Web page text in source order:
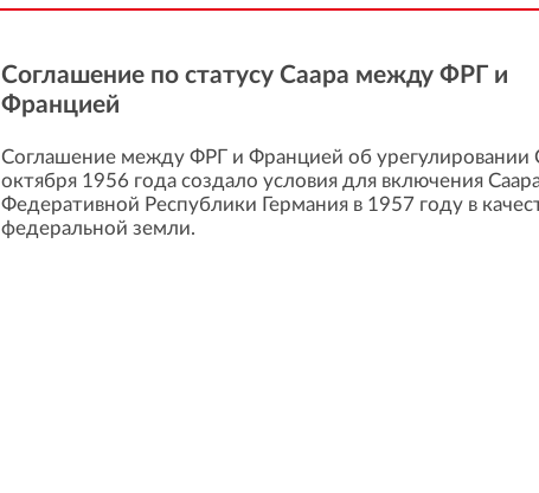
Соглашение по статусу Саара между ФРГ и
Францией
Соглашение между ФРГ и Францией об урегулировании
октября 1956 года создало условия для включения
Федеративной Республики Германия в 1957 году в
федеральной земли.